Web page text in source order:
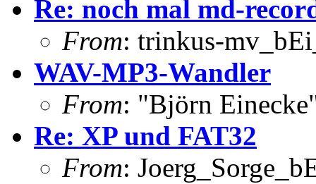
Re: noch mal md-
From: trinkus-
WAV-MP3-Wandler
From: "Björn
Re: XP und FAT32
From: